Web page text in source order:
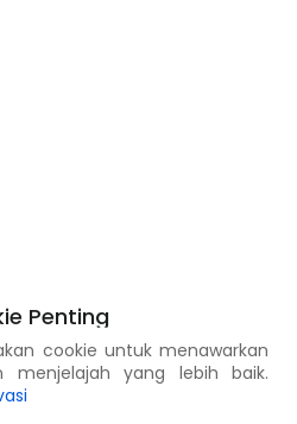
Penting
cookie untuk menawarkan
menjelajah yang lebih baik.